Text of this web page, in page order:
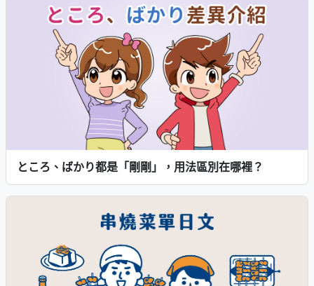
ところ、ばかり都是「剛剛」，用法區別在哪裡？